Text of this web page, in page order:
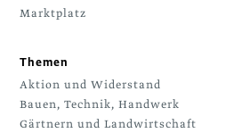
Marktplatz
Themen
Aktion und Widerstand
Bauen, Technik, Handwerk
Gärtnern und Landwirtschaft